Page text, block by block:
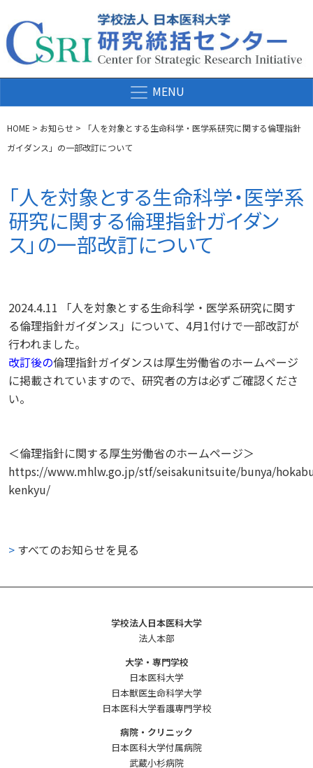
メインナビゲーション
HOME > お知らせ >
「人を対象とする生命科学・医学系研究に関する倫理指針
ガイダンス」の一部改訂について
「人を対象とする生命科学・医学系
研究に関する倫理指針ガイダン
ス」の一部改訂について
2024.4.11 「人を対象とする生命科学・医学系研究に関す
る倫理指針ガイダンス」について、4月1付けで一部改訂が
行われました。
改訂後の倫理指針ガイダンスは厚生労働省のホームページ
に掲載されていますので、研究者の方は必ずご確認くださ
い。
＜倫理指針に関する厚生労働省のホームページ＞
https://www.mhlw.go.jp/stf/seisakunitsuite/bunya/
kenkyu/
> すべてのお知らせを見る
学校法人日本医科大学
法人本部
大学・専門学校
日本医科大学
日本獣医生命科学大学
日本医科大学看護専門学校
病院・クリニック
日本医科大学付属病院
武蔵小杉病院